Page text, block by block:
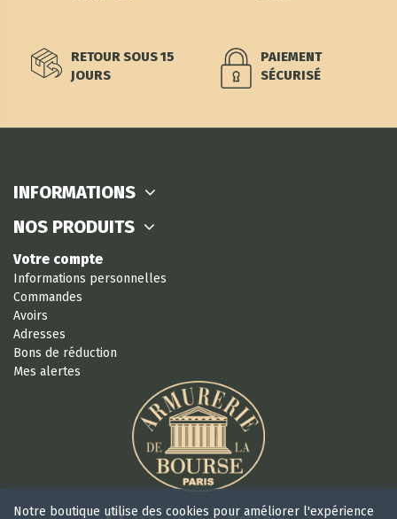
RETOUR SOUS 15
JOURS
PAIEMENT
SÉCURISÉ
INFORMATIONS
NOS PRODUITS
Votre compte
Informations personnelles
Commandes
Avoirs
Adresses
Bons de réduction
Mes alertes
Notre boutique utilise des cookies pour améliorer l'expérience